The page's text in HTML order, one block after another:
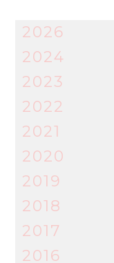
2026
2024
2023
2022
2021
2020
2019
2018
2017
2016